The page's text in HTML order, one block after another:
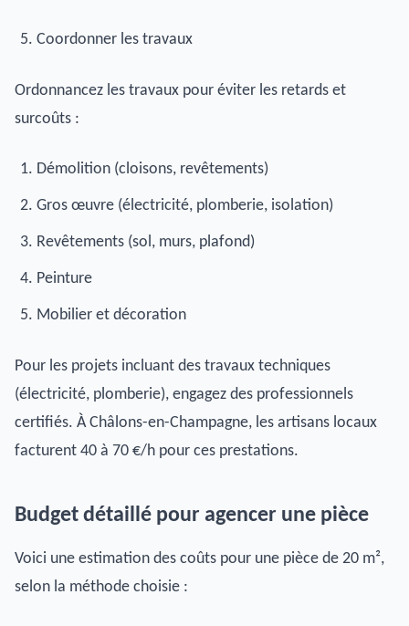
Coordonner les travaux
Ordonnancez les travaux pour éviter les retards et
surcoûts :
Démolition (cloisons, revêtements)
Gros œuvre (électricité, plomberie, isolation)
Revêtements (sol, murs, plafond)
Peinture
Mobilier et décoration
Pour les projets incluant des travaux techniques
(électricité, plomberie), engagez des professionnels
certifiés. À Châlons-en-Champagne, les artisans locaux
facturent 40 à 70 €/h pour ces prestations.
Budget détaillé pour agencer une pièce
Voici une estimation des coûts pour une pièce de 20 m²,
selon la méthode choisie :